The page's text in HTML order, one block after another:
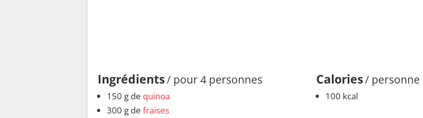
Ingrédients/ pour 4 personnes
150 g de quinoa
300 g de fraises
Calories/ personne
100 kcal